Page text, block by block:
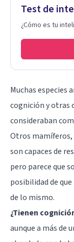
Test de
¿Cómo es tu
Muchas especies
cognición y otras
consideraban
Otros mamíferos,
son capaces de
pero parece que
posibilidad de
de lo mismo.
¿Tienen
aunque a más de